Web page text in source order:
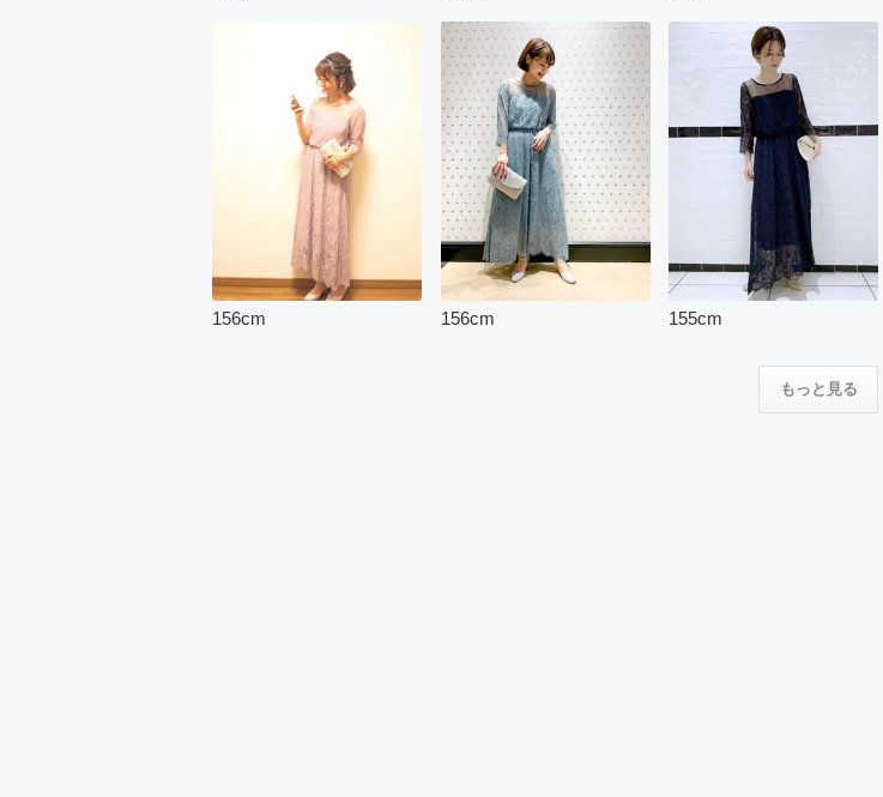
156cm 156cm 155cm
もっと見る